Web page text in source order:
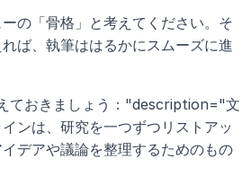
の「骨格」と考えてください。そ
ば、執筆ははるかにスムーズに進
ておきましょう："description="文
ンは、研究を一つずつリストアッ
デアや議論を整理するためのもの